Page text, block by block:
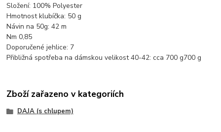
Složení: 100% Polyester
Hmotnost klubíčka: 50 g
Návin na 50g: 42 m
Nm 0,85
Doporučené jehlice: 7
Přibližná spotřeba na dámskou velikost 40-42: cca 700 g700 g
Zboží zařazeno v kategoriích
DAJA (s chlupem)